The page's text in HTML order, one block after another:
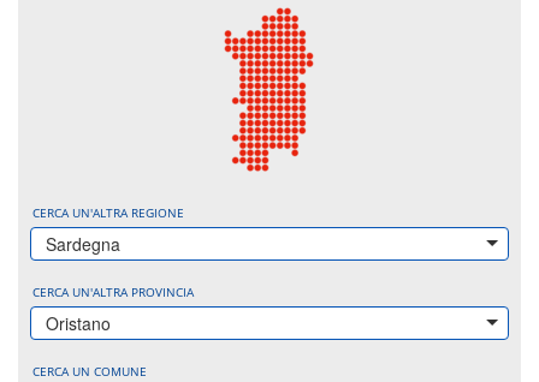
CERCA UN'ALTRA REGIONE
Sardegna
CERCA UN'ALTRA PROVINCIA
Oristano
CERCA UN COMUNE